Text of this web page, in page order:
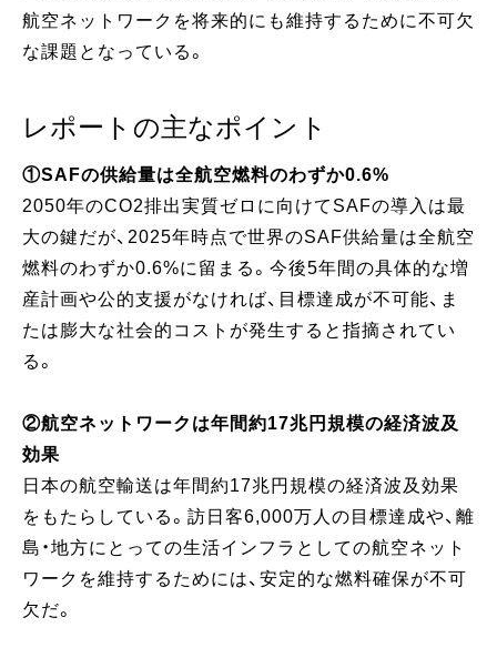
航空ネットワークを将来的にも維持するために不可欠
な課題となっている。
レポートの主なポイント
①SAFの供給量は全航空燃料のわずか0.6%
2050年のCO2排出実質ゼロに向けてSAFの導入は最
大の鍵だが、2025年時点で世界のSAF供給量は全航空
燃料のわずか0.6%に留まる。今後5年間の具体的な増
産計画や公的支援がなければ、目標達成が不可能、ま
たは膨大な社会的コストが発生すると指摘されてい
る。
②航空ネットワークは年間約17兆円規模の経済波及
効果
日本の航空輸送は年間約17兆円規模の経済波及効果
をもたらしている。訪日客6,000万人の目標達成や、離
島・地方にとっての生活インフラとしての航空ネット
ワークを維持するためには、安定的な燃料確保が不可
欠だ。